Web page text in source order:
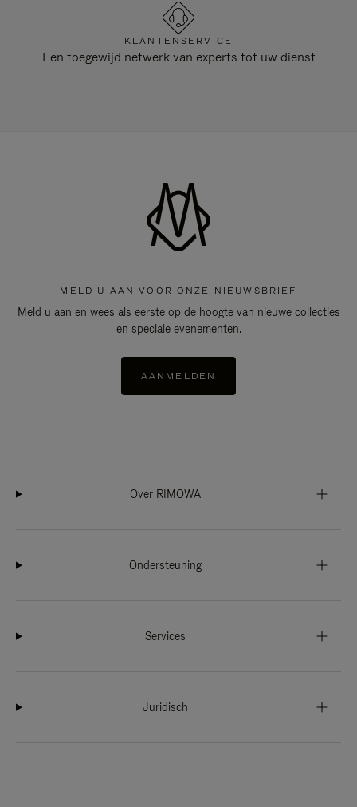
KLANTENSERVICE
Een toegewijd netwerk van experts tot uw dienst
MELD U AAN VOOR ONZE NIEUWSBRIEF
Meld u aan en wees als eerste op de hoogte van nieuwe collecties
en speciale evenementen.
AANMELDEN
Over RIMOWA
Ondersteuning
Services
Juridisch